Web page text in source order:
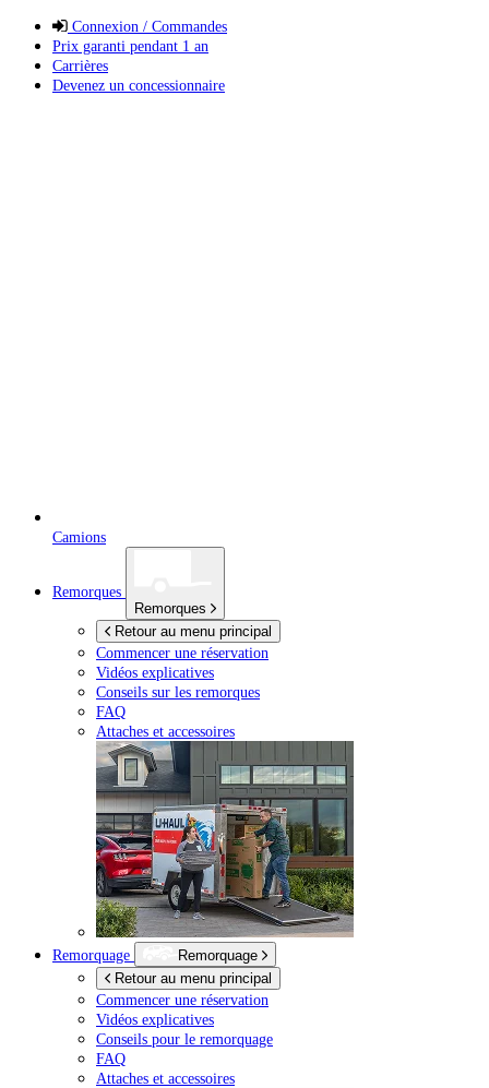
Connexion / Commandes
Prix garanti pendant 1 an
Carrières
Devenez un concessionnaire
Camions
Remorques
Remorques
Retour au menu principal
Commencer une réservation
Vidéos explicatives
Conseils sur les remorques
FAQ
Attaches et accessoires
Remorquage
Remorquage
Retour au menu principal
Commencer une réservation
Vidéos explicatives
Conseils pour le remorquage
FAQ
Attaches et accessoires